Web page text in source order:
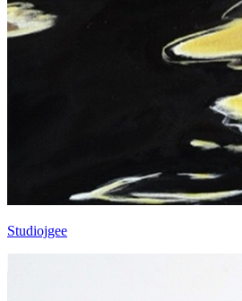
Studiojgee